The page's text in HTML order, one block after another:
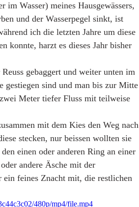
im Wasser) meines Hausgewässers,
und der Wasserpegel sinkt, ist
ich die letzten Jahre um diese
konnte, harzt es dieses Jahr bisher
gebaggert und weiter unten im
gestiegen sind und man bis zur Mitte
Meter tiefer Fluss mit teilweise
mit dem Kies den Weg nach
stecken, nur beissen wollten sie
einen oder anderen Ring an einer
andere Äsche mit der
feines Znacht mit, die restlichen
480p/mp4/file.mp4